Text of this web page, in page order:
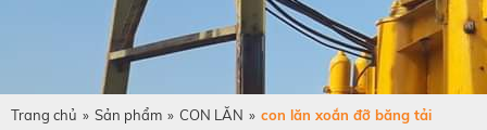
Trang chủ » Sản phẩm » CON LĂN » con lăn xoắn đỡ băng tải